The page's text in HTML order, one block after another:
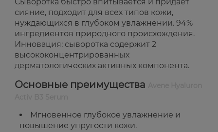
Сыворотка быстро впитывается и придаёт
сияние, подходит для всех типов кожи,
нуждающихся в глубоком увлажнении. 94%
ингредиентов природного происхождения.
Инновация: сыворотка содержит 2
высококонцентрированных
дерматологических активных компонента.
Основные преимущества
Мгновенное глубокое увлажнение и
повышение упругости кожи.